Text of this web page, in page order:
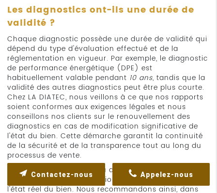
Les diagnostics ont-ils une durée de
validité ?
Chaque diagnostic possède une durée de validité qui
dépend du type d'évaluation effectué et de la
réglementation en vigueur. Par exemple, le diagnostic
de performance énergétique (DPE) est
habituellement valable pendant 10 ans, tandis que la
validité des autres diagnostics peut être plus courte.
Chez LA DIATEC, nous veillons à ce que nos rapports
soient conformes aux exigences légales et nous
conseillons nos clients sur le renouvellement des
diagnostics en cas de modification significative de
l'état du bien. Cette démarche garantit la continuité
de la sécurité et de la transparence tout au long du
processus de vente.
La mise à jour régulière du diagnostic est essentielle
pour assurer que l'évaluation reste représentative de
l'état réel du bien. Nous recommandons ainsi, dans
Appelez-nous
Contactez-nous